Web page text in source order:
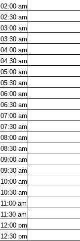
02:00 am
02:30 am
03:00 am
03:30 am
04:00 am
04:30 am
05:00 am
05:30 am
06:00 am
06:30 am
07:00 am
07:30 am
08:00 am
08:30 am
09:00 am
09:30 am
10:00 am
10:30 am
11:00 am
11:30 am
12:00 pm
12:30 pm